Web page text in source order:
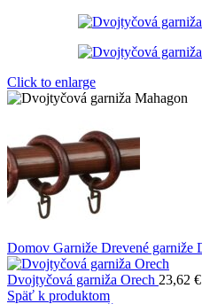
Click to enlarge
Domov Garniže Drevené garniže
Dvojtyčová garniža Orech 23,62 €
Späť k produktom